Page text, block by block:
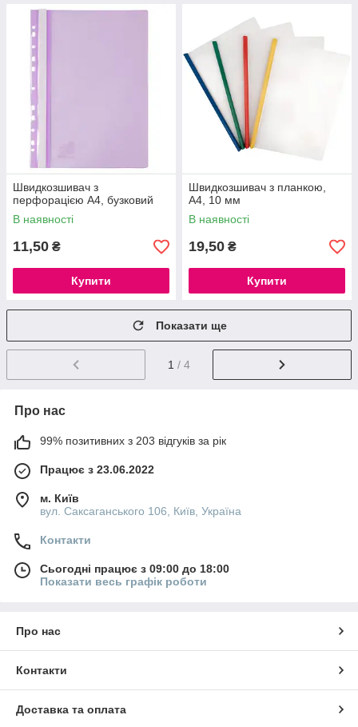
Швидкозшивач з
перфорацією А4, бузковий
В наявності
11,50 ₴
Купити
Швидкозшивач з планкою,
А4, 10 мм
В наявності
19,50 ₴
Купити
Показати ще
1 / 4
Про нас
99% позитивних з 203 відгуків за рік
Працює з 23.06.2022
м. Київ
вул. Саксаганського 106, Київ, Україна
Контакти
Сьогодні працює з 09:00 до 18:00
Показати весь графік роботи
Про нас
Контакти
Доставка та оплата